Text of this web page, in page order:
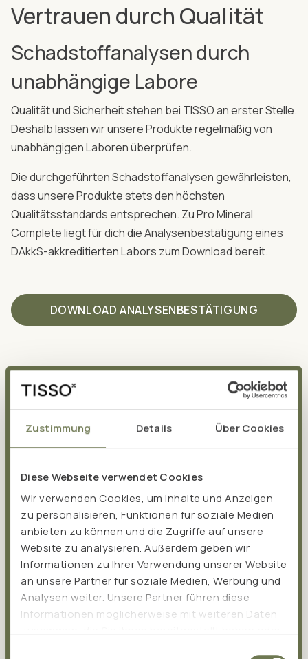
Zustimmung Details Über Cookies
Diese Webseite verwendet Cookies
Wir verwenden Cookies, um Inhalte und Anzeigen
zu personalisieren, Funktionen für soziale Medien
anbieten zu können und die Zugriffe auf unsere
Website zu analysieren. Außerdem geben wir
Informationen zu Ihrer Verwendung unserer Website
an unsere Partner für soziale Medien, Werbung und
Analysen weiter. Unsere Partner führen diese
Informationen möglicherweise mit weiteren Daten
Vertrauen durch Qualität
Schadstoffanalysen durch
unabhängige Labore
Qualität und Sicherheit stehen bei TISSO an erster Stelle.
Deshalb lassen wir unsere Produkte regelmäßig von
unabhängigen Laboren überprüfen.
Die durchgeführten Schadstoffanalysen gewährleisten,
dass unsere Produkte stets den höchsten
Qualitätsstandards entsprechen. Zu Pro Mineral
Complete liegt für dich die Analysenbestätigung eines
DAkkS-akkreditierten Labors zum Download bereit.
DOWNLOAD ANALYSENBESTÄTIGUNG
Gesundheitsbezogene
Aussagen:
Magnesium, Calcium, Kupfer und Mangan fördern
einen gesunden Energiestoffwechsel.
Magnesium, Kalium und Kupfer tragen zur gesunden
Funktion des Nervensystems bei.
Magnesium, Calcium und Kalium unterstützen eine
normale Muskelfunktion.
Magnesium und Zink tragen zur Eiweißsynthese bei.